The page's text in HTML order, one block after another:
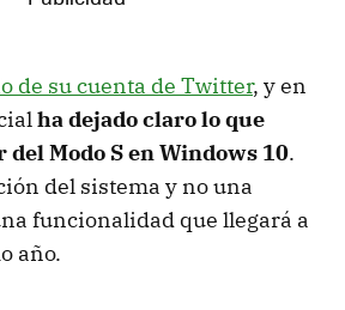
de su cuenta de Twitter, y en
ha dejado claro lo que
del Modo S en Windows 10.
del sistema y no una
funcionalidad que llegará a
año.